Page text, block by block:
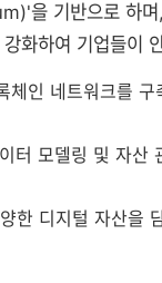
을 기반으로 하
화하여 기업들이
인 네트워크를 구
터 모델링 및 자산
한 디지털 자산을